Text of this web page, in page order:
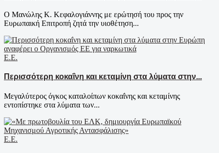
Ο Μανώλης Κ. Κεφαλογιάννης με ερώτησή του προς την
Ευρωπαική Επιτροπή ζητά την υιοθέτηση...
Ε.Ε.
Περισσότερη κοκαΐνη και κεταμίνη στα λύματα στην...
Μεγαλύτερος όγκος καταλοίπων κοκαΐνης και κεταμίνης
εντοπίστηκε στα λύματα των...
Ε.Ε.